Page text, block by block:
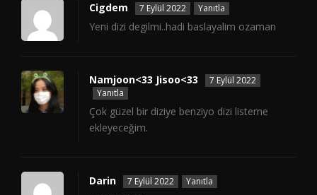
Cigdem 7 Eylül 2022 Yanıtla
Yeni dizi degilmi..hadi baslayalim ozaman
Namjoon<33 Jisoo<33
7 Eylül 2022
Yanıtla
Çok güzel bir diziye benziyo dizi listeme
ekleyeceğim.
Darin 7 Eylül 2022 Yanıtla